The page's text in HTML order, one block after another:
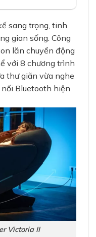
₫.
sang trọng, tinh
gian sống. Công
lăn chuyển động
với 8 chương trình
thư giãn vừa nghe
Bluetooth hiện
Victoria II